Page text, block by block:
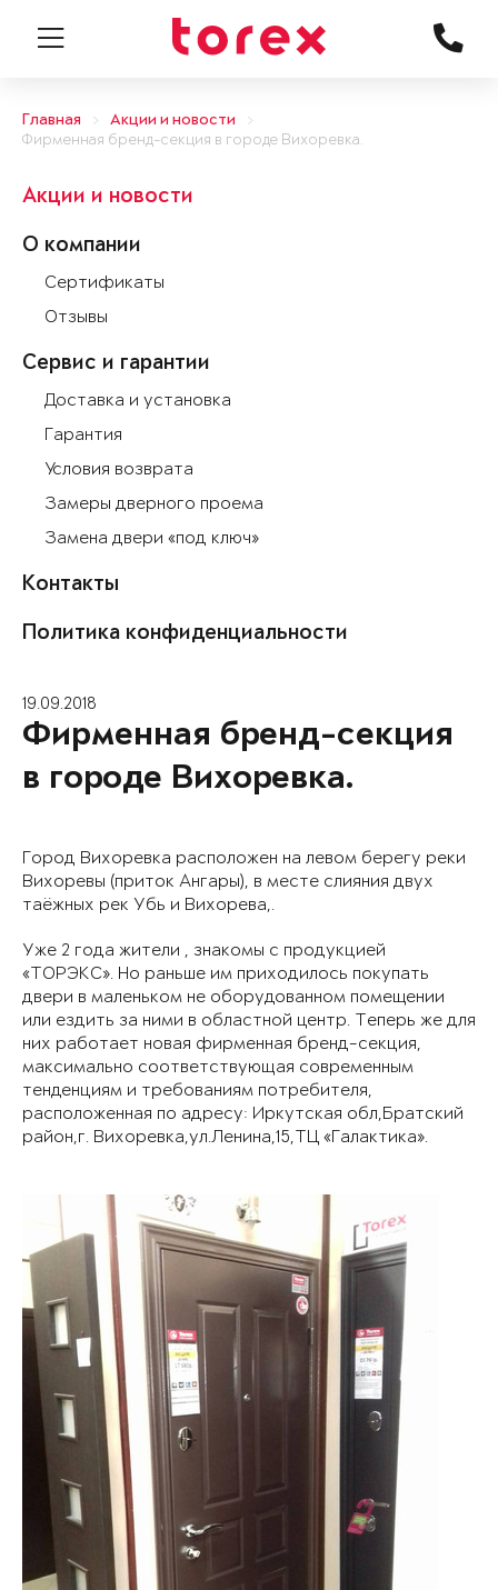
Главная
Акции и новости
Фирменная бренд-секция в городе Вихоревка.
Акции и новости
О компании
Сертификаты
Отзывы
Сервис и гарантии
Доставка и установка
Гарантия
Условия возврата
Замеры дверного проема
Замена двери «под ключ»
Контакты
Политика конфиденциальности
19.09.2018
Фирменная бренд-секция
в городе Вихоревка.
Город Вихоревка расположен на левом берегу реки
Вихоревы (приток Ангары), в месте слияния двух
таёжных рек Убь и Вихорева,.
Уже 2 года жители , знакомы с продукцией
«ТОРЭКС». Но раньше им приходилось покупать
двери в маленьком не оборудованном помещении
или ездить за ними в областной центр. Теперь же для
них работает новая фирменная бренд-секция,
максимально соответствующая современным
тенденциям и требованиям потребителя,
расположенная по адресу: Иркутская обл,Братский
район,г. Вихоревка,ул.Ленина,15,ТЦ «Галактика».